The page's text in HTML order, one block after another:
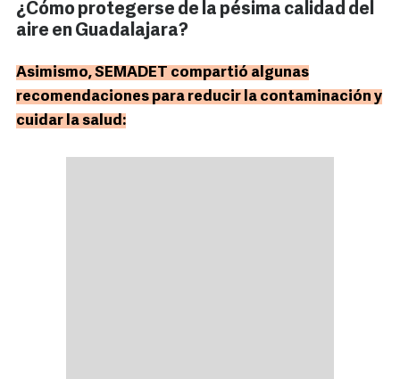
¿Cómo protegerse de la pésima calidad del
aire en Guadalajara?
Asimismo, SEMADET compartió algunas
recomendaciones para reducir la contaminación y
cuidar la salud: